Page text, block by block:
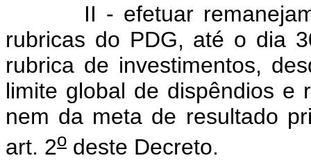
II - efetuar
rubricas do PDG, até o dia
rubrica de investimentos,
limite global de dispêndios e
nem da meta de resultado
art. 2o deste Decreto.